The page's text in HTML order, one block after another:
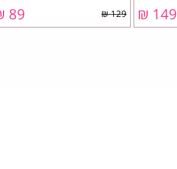
149 ₪
129 ₪
89 ₪